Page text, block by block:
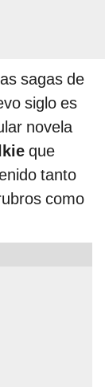
sagas de
siglo es
novela
que
tanto
como